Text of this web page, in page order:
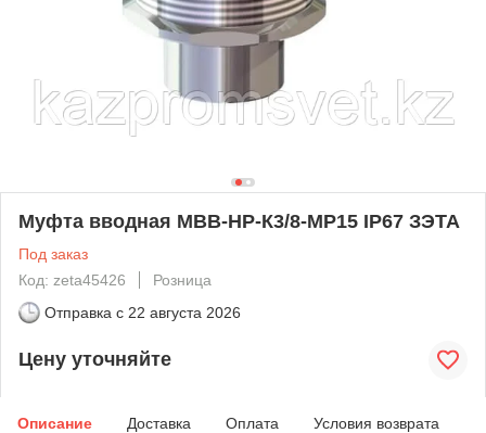
Муфта вводная МВВ-НР-К3/8-МР15 IP67 ЗЭТА
Под заказ
Код: zeta45426
Розница
Отправка с 22 августа 2026
Цену уточняйте
Описание Доставка Оплата Условия возврата